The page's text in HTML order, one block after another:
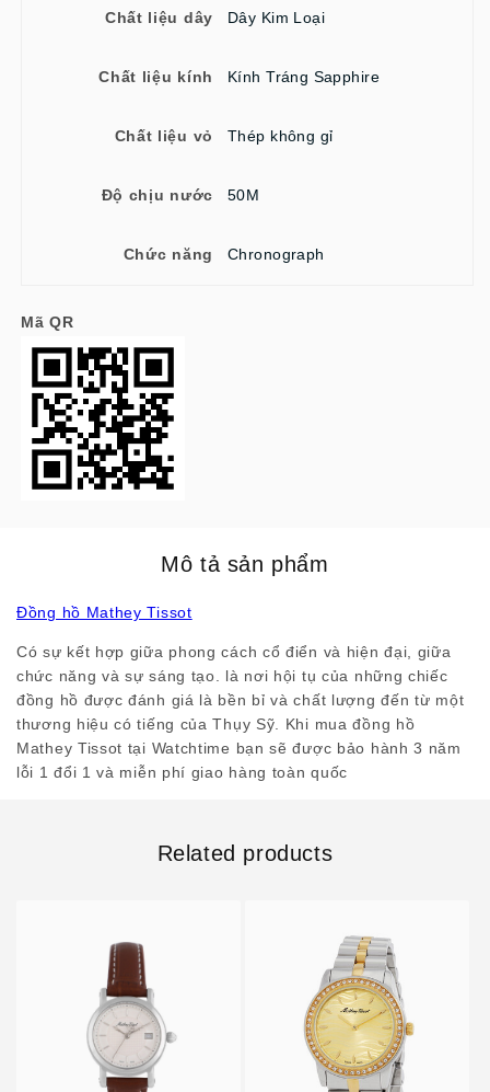
Chất liệu dây Dây Kim Loại
Chất liệu kính Kính Tráng Sapphire
Chất liệu vỏ Thép không gỉ
Độ chịu nước 50M
Chức năng Chronograph
Mã QR
Mô tả sản phẩm
Đồng hồ Mathey Tissot
Có sự kết hợp giữa phong cách cổ điển và hiện đại, giữa
chức năng và sự sáng tạo. là nơi hội tụ của những chiếc
đồng hồ được đánh giá là bền bỉ và chất lượng đến từ một
thương hiệu có tiếng của Thụy Sỹ. Khi mua đồng hồ
Mathey Tissot tại Watchtime bạn sẽ được bảo hành 3 năm
lỗi 1 đổi 1 và miễn phí giao hàng toàn quốc
Related products